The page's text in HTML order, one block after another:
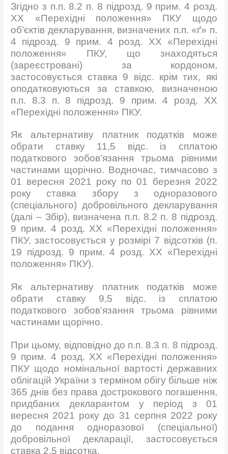
Згідно з п.п. 8.2 п. 8 підрозд. 9 прим. 4 розд.
XX «Перехідні положення» ПКУ щодо
об’єктів декларування, визначених п.п. «ґ» п.
4 підрозд. 9 прим. 4 розд. XX «Перехідні
положення» ПКУ, що знаходяться
(зареєстровані) за кордоном,
застосовується ставка 9 відс. крім тих, які
оподатковуються за ставкою, визначеною
п.п. 8.3 п. 8 підрозд. 9 прим. 4 розд. XX
«Перехідні положення» ПКУ.
Як альтернативу платник податків може
обрати ставку 11,5 відс. із сплатою
податкового зобов’язання трьома рівними
частинами щорічно. Водночас, тимчасово з
01 вересня 2021 року по 01 березня 2022
року ставка збору з одноразового
(спеціального) добровільного декларування
(далі – Збір), визначена п.п. 8.2 п. 8 підрозд.
9 прим. 4 розд. XX «Перехідні положення»
ПКУ, застосовується у розмірі 7 відсотків (п.
19 підрозд. 9 прим. 4 розд. XX «Перехідні
положення» ПКУ).
Як альтернативу платник податків може
обрати ставку 9,5 відс. із сплатою
податкового зобов’язання трьома рівними
частинами щорічно.
При цьому, відповідно до п.п. 8.3 п. 8 підрозд.
9 прим. 4 розд. XX «Перехідні положення»
ПКУ щодо номінальної вартості державних
облігацій України з терміном обігу більше ніж
365 днів без права дострокового погашення,
придбаних декларантом у період з 01
вересня 2021 року до 31 серпня 2022 року
до подання одноразової (спеціальної)
добровільної декларації, застосовується
ставка 2,5 відсотка.